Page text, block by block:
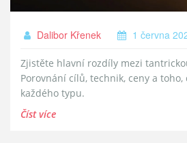
Dalibor Křenek 1 června
Zjistěte hlavní rozdíly mezi
Porovnání cílů, technik, ceny a toho,
každého typu.
Číst více